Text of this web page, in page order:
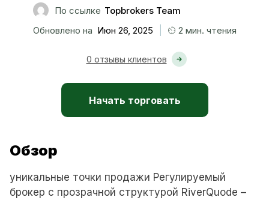
По ссылке Topbrokers Team
Обновлено на Июн 26, 2025 2 мин. чтения
0 отзывы клиентов
Начать торговать
Обзор
уникальные точки продажи Регулируемый
брокер с прозрачной структурой RiverQuode –